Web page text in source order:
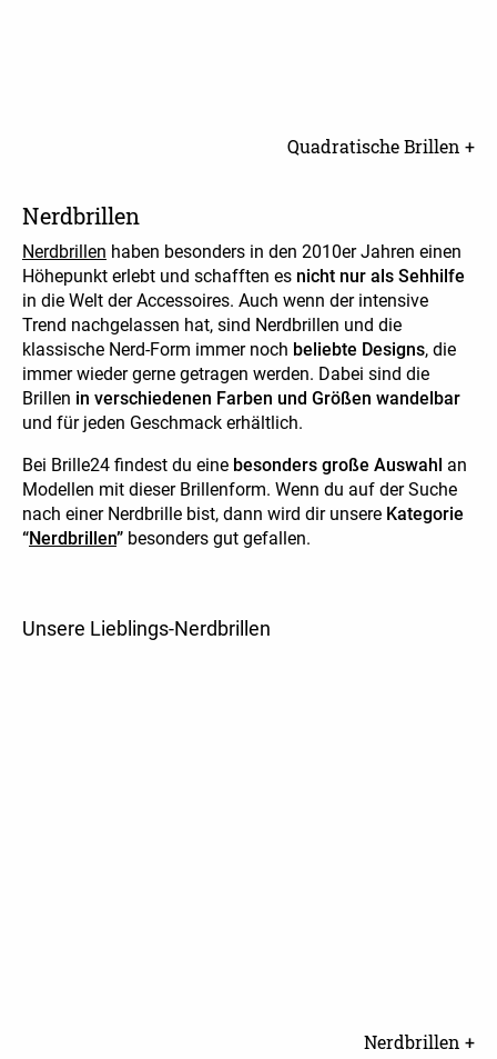
Quadratische Brillen +
Nerdbrillen
Nerdbrillen haben besonders in den 2010er Jahren einen
Höhepunkt erlebt und schafften es nicht nur als Sehhilfe
in die Welt der Accessoires. Auch wenn der intensive
Trend nachgelassen hat, sind Nerdbrillen und die
klassische Nerd-Form immer noch beliebte Designs, die
immer wieder gerne getragen werden. Dabei sind die
Brillen in verschiedenen Farben und Größen wandelbar
und für jeden Geschmack erhältlich.
Bei Brille24 findest du eine besonders große Auswahl an
Modellen mit dieser Brillenform. Wenn du auf der Suche
nach einer Nerdbrille bist, dann wird dir unsere Kategorie
“Nerdbrillen” besonders gut gefallen.
Unsere Lieblings-Nerdbrillen
Nerdbrillen +